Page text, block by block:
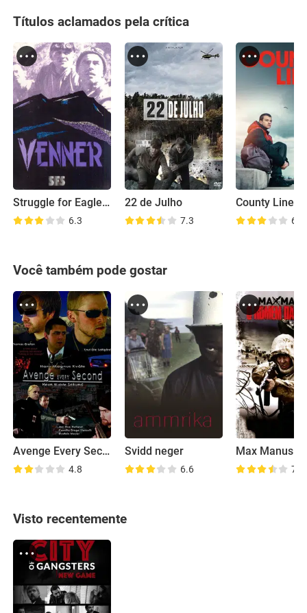
Títulos aclamados pela crítica
Struggle for Eagle Peak
6.3
22 de Julho
7.3
County Lines
6.9
Você também pode gostar
Avenge Every Second
4.8
Svidd neger
6.6 7.3
Visto recentemente